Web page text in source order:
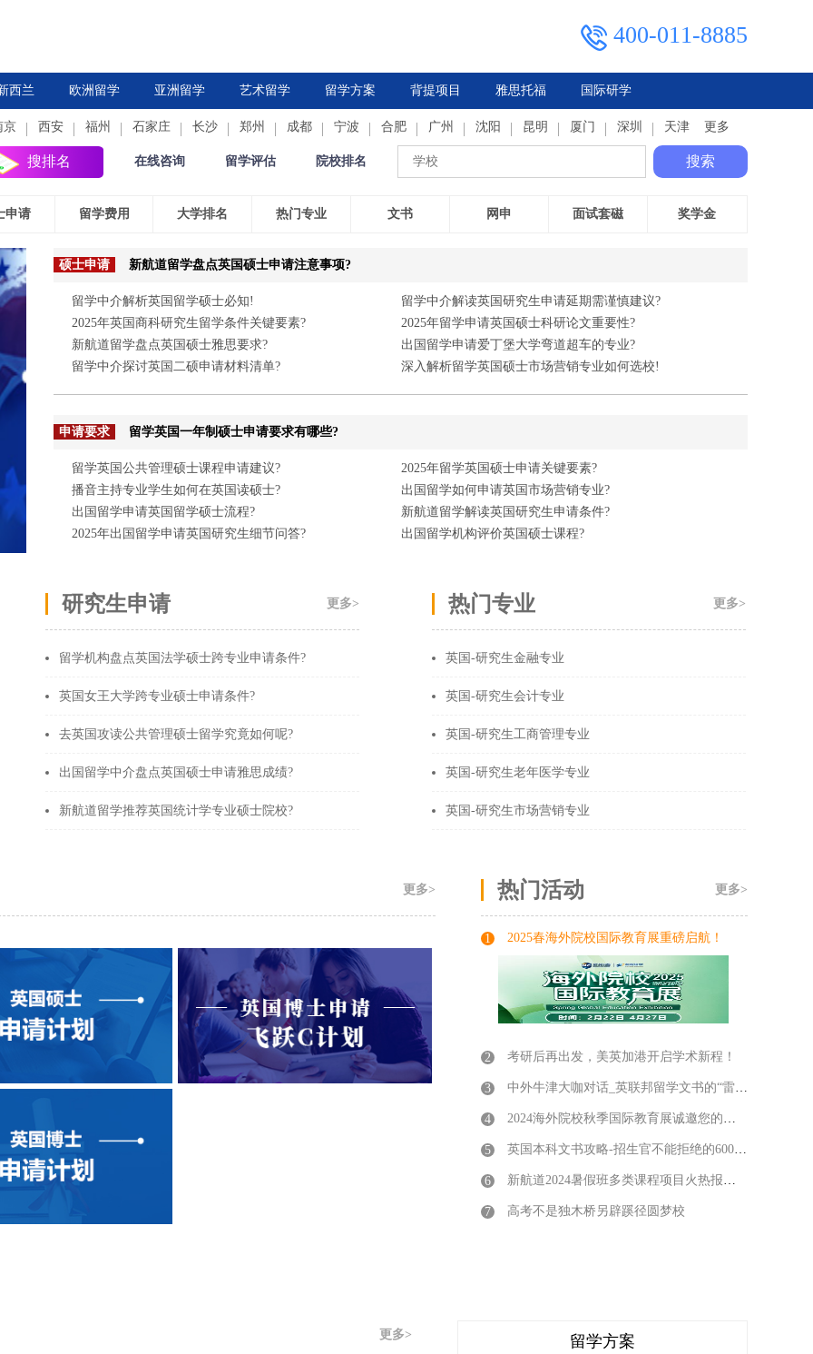
400-011-8885
西兰 欧洲留学
德国 法国 荷兰 西班牙 意大利 瑞典 俄罗斯
亚洲留学
中国香港 新加坡 日本 韩国 马来西亚 泰国
艺术留学 留学方案 背提项目 雅思托福 国际研学
京 西安 福州 石家庄 长沙 郑州 成都 宁波 合肥 广州 沈阳 昆明 厦门 深圳 天津 更多
搜排名 在线咨询 留学评估 院校排名 搜索
申请 留学费用 大学排名 热门专业 文书 网申 面试套磁 奖学金
硕士申请 新航道留学盘点英国硕士申请注意事项?
留学中介解析英国留学硕士必知!
留学中介解读英国研究生申请延期需谨慎建议?
2025年英国商科研究生留学条件关键要素?
2025年留学申请英国硕士科研论文重要性?
新航道留学盘点英国硕士雅思要求?
出国留学申请爱丁堡大学弯道超车的专业?
留学中介探讨英国二硕申请材料清单?
深入解析留学英国硕士市场营销专业如何选校!
申请要求 留学英国一年制硕士申请要求有哪些?
留学英国公共管理硕士课程申请建议?
2025年留学英国硕士申请关键要素?
播音主持专业学生如何在英国读硕士?
出国留学如何申请英国市场营销专业?
出国留学申请英国留学硕士流程?
新航道留学解读英国研究生申请条件?
2025年出国留学申请英国研究生细节问答?
出国留学机构评价英国硕士课程?
研究生申请 更多>
留学机构盘点英国法学硕士跨专业申请条件?
英国女王大学跨专业硕士申请条件?
去英国攻读公共管理硕士留学究竟如何呢?
出国留学中介盘点英国硕士申请雅思成绩?
新航道留学推荐英国统计学专业硕士院校?
热门专业 更多>
英国-研究生金融专业
英国-研究生会计专业
英国-研究生工商管理专业
英国-研究生老年医学专业
英国-研究生市场营销专业
更多> 热门活动 更多>
1 2025春海外院校国际教育展重磅启航！
2 考研后再出发，美英加港开启学术新程！
3 中外牛津大咖对话_英联邦留学文书的“雷区”规避
4 2024海外院校秋季国际教育展诚邀您的参与！
5 英国本科文书攻略-招生官不能拒绝的600字?
6 新航道2024暑假班多类课程项目火热报名中!等你来约！
7 高考不是独木桥另辟蹊径圆梦校
更多> 留学方案